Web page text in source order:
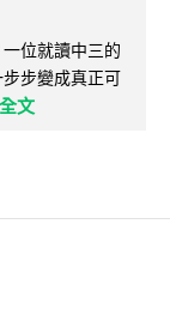
位就讀中三的
步變成真正可
文